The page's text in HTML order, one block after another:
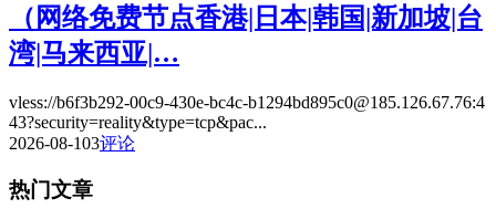
（网络免费节点香港|日本|韩国|新加坡|台
湾|马来西亚|…
vless://b6f3b292-00c9-430e-bc4c-b1294bd895c0@185.126.67.76:4
43?security=reality&type=tcp&pac...
2026-08-103评论
热门文章